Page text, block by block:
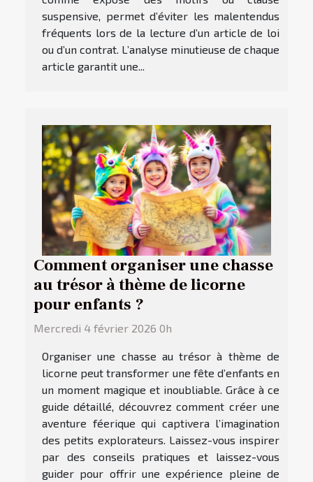
suspensive, permet d’éviter les malentendus
fréquents lors de la lecture d’un article de loi
ou d’un contrat. L’analyse minutieuse de chaque
article garantit une...
Comment organiser une chasse
au trésor à thème de licorne
pour enfants ?
Mercredi 4 février 2026 0h
Organiser une chasse au trésor à thème de
licorne peut transformer une fête d’enfants en
un moment magique et inoubliable. Grâce à ce
guide détaillé, découvrez comment créer une
aventure féerique qui captivera l’imagination
des petits explorateurs. Laissez-vous inspirer
par des conseils pratiques et laissez-vous
guider pour offrir une expérience pleine de